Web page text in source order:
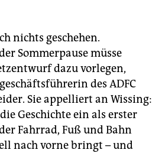
nichts geschehen.
Sommerpause müsse
dazu vorlegen,
des ADFC
Sie appelliert an Wissing:
Geschichte ein als erster
Fahrrad, Fuß und Bahn
nach vorne bringt – und